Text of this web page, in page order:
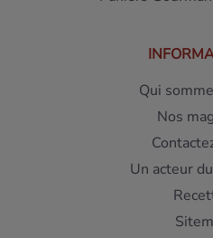
Qui
Nos
Un acteur